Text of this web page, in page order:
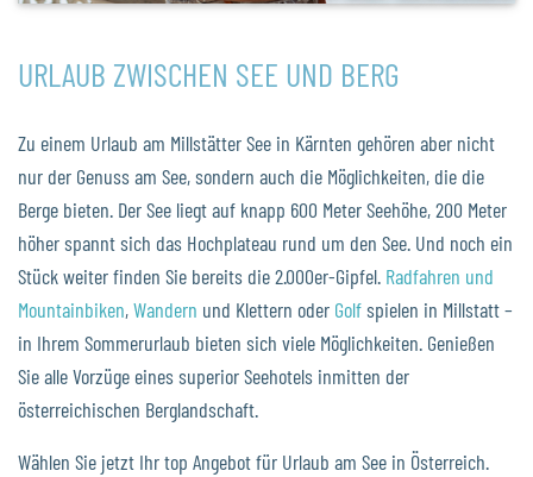
URLAUB ZWISCHEN SEE UND BERG
Zu einem Urlaub am Millstätter See in Kärnten gehören aber nicht
nur der Genuss am See, sondern auch die Möglichkeiten, die die
Berge bieten. Der See liegt auf knapp 600 Meter Seehöhe, 200 Meter
höher spannt sich das Hochplateau rund um den See. Und noch ein
Stück weiter finden Sie bereits die 2.000er-Gipfel. Radfahren und
Mountainbiken,Wandern und Klettern oder Golfspielen in Millstatt –
in Ihrem Sommerurlaub bieten sich viele Möglichkeiten. Genießen
Sie alle Vorzüge eines superior Seehotels inmitten der
österreichischen Berglandschaft.
Wählen Sie jetzt Ihr top Angebot für Urlaub am See in Österreich.